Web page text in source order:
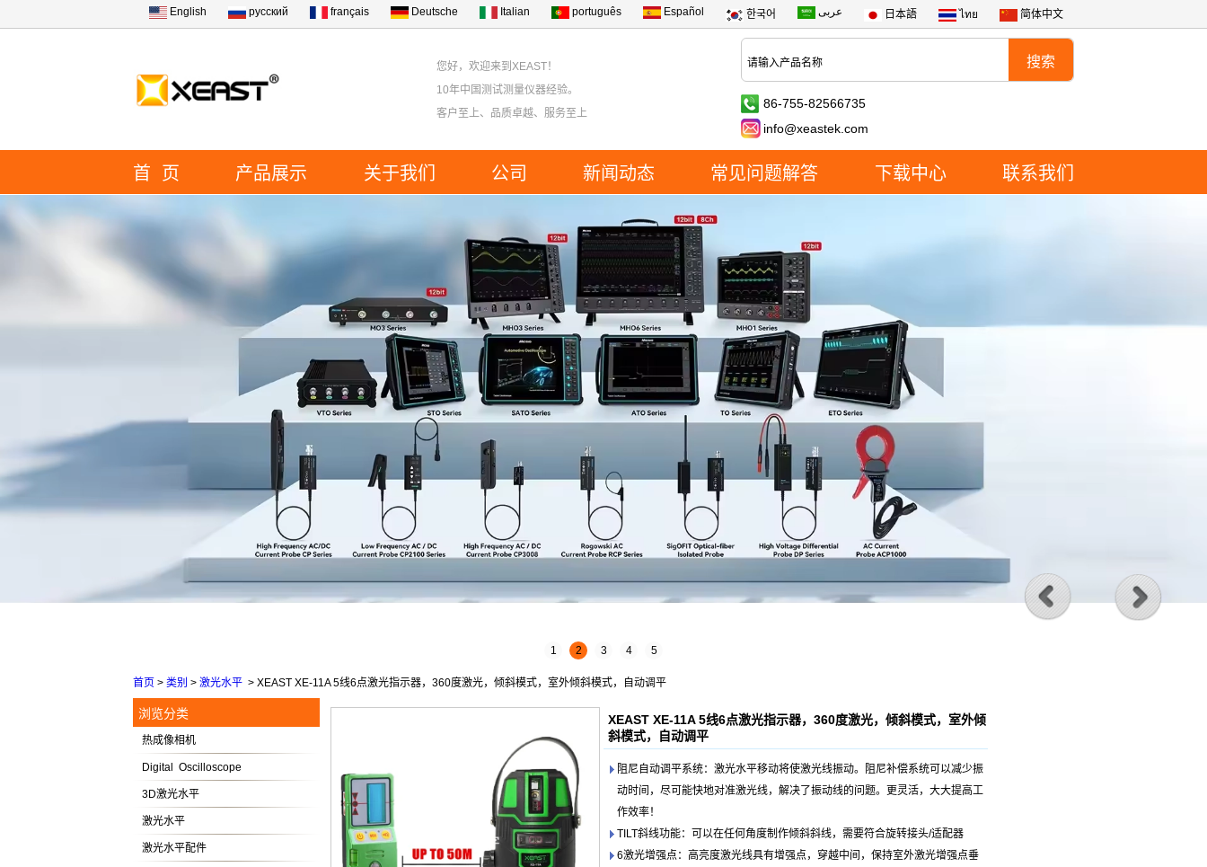
English русский français Deutsche Italian português Español 한국어 عربى 日本語 ไทย 简体中文
您好，欢迎来到XEAST！
10年中国测试测量仪器经验。
客户至上、品质卓越、服务至上
86-755-82566735
info@xeastek.com
首 页 产品展示 关于我们 公司 新闻动态 常见问题解答 下载中心 联系我们
1 2 3 4 5
首页 > 类别 > 激光水平 > XEAST XE-11A 5线6点激光指示器，360度激光，倾斜模式，室外倾斜模式，自动调平
浏览分类
热成像相机
Digital Oscilloscope
3D激光水平
激光水平
激光水平配件
XEAST XE-11A 5线6点激光指示器，360度激光，倾斜模式，室外倾
斜模式，自动调平
阻尼自动调平系统：激光水平移动将使激光线振动。阻尼补偿系统可以减少振
动时间，尽可能快地对准激光线，解决了振动线的问题。更灵活，大大提高工
作效率！
TILT斜线功能：可以在任何角度制作倾斜斜线，需要符合旋转接头/适配器
6激光增强点：高亮度激光线具有增强点，穿越中间，保持室外激光增强点垂